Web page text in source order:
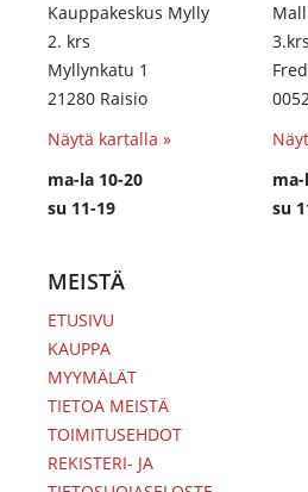
Kauppakeskus Mylly
2. krs
Myllynkatu 1
21280 Raisio
Näytä kartalla »
ma-la 10-20
su 11-19
ma-
su
MEISTÄ
ETUSIVU
KAUPPA
MYYMÄLÄT
TIETOA MEISTÄ
TOIMITUSEHDOT
REKISTERI- JA